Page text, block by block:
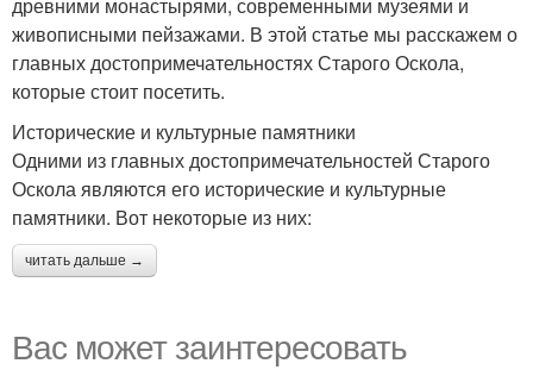
живописными пейзажами. В этой статье мы расскажем о
главных достопримечательностях Старого Оскола,
которые стоит посетить.
Исторические и культурные памятники
Одними из главных достопримечательностей Старого
Оскола являются его исторические и культурные
памятники. Вот некоторые из них:
читать дальше →
Вас может заинтересовать